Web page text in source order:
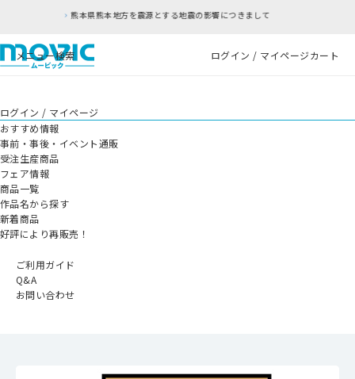
源とする地震の影響につきまして
メニュー検索 ログイン / マイページカート
ログイン / マイページ
おすすめ情報
事前・事後・イベント通販
受注生産商品
フェア情報
商品一覧
作品名から探す
新着商品
好評により再販売！
ご利用ガイド
Q&A
お問い合わせ